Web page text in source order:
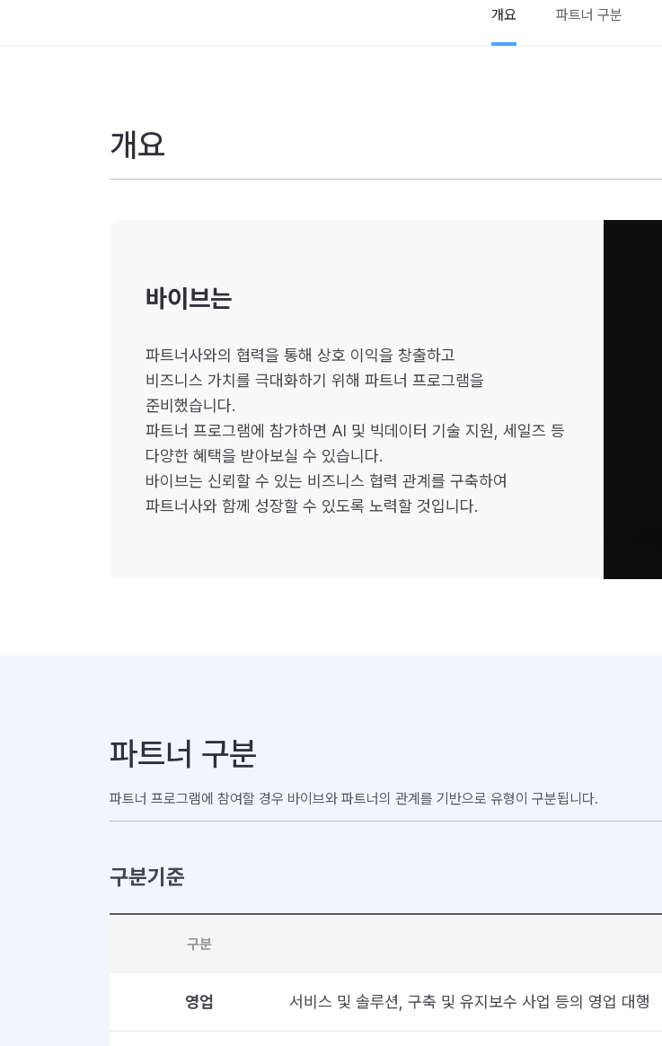
개요 파트너 구분
개요
바이브는
파트너사와의 협력을 통해 상호 이익을 창출하고
비즈니스 가치를 극대화하기 위해 파트너 프로그램을
준비했습니다.
파트너 프로그램에 참가하면 AI 및 빅데이터 기술 지원, 세일즈 등
다양한 혜택을 받아보실 수 있습니다.
바이브는 신뢰할 수 있는 비즈니스 협력 관계를 구축하여
파트너사와 함께 성장할 수 있도록 노력할 것입니다.
파트너 구분
파트너 프로그램에 참여할 경우 바이브와 파트너의 관계를 기반으로 유형이 구분됩니다.
구분기준
구분
영업 서비스 및 솔루션, 구축 및 유지보수 사업 등의 영업 대행